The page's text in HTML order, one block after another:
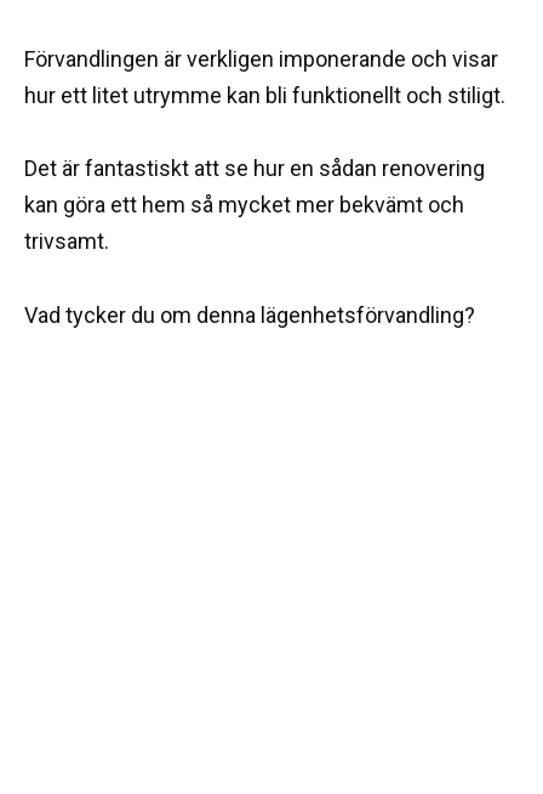
Förvandlingen är verkligen imponerande och visar
hur ett litet utrymme kan bli funktionellt och stiligt.
Det är fantastiskt att se hur en sådan renovering
kan göra ett hem så mycket mer bekvämt och
trivsamt.
Vad tycker du om denna lägenhetsförvandling?